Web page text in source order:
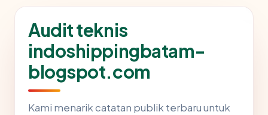
Audit teknis
indoshippingbatam-
blogspot.com
Kami menarik catatan publik terbaru untuk